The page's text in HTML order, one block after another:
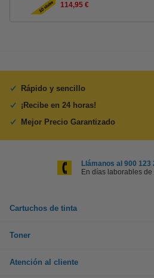
114,95 €
Rápido y sencillo
¡Recibe en 24 horas!
Mejor Precio Garantizado
Llámanos al 900 123
En días laborables
Cartuchos de tinta
Toner
Atención al cliente